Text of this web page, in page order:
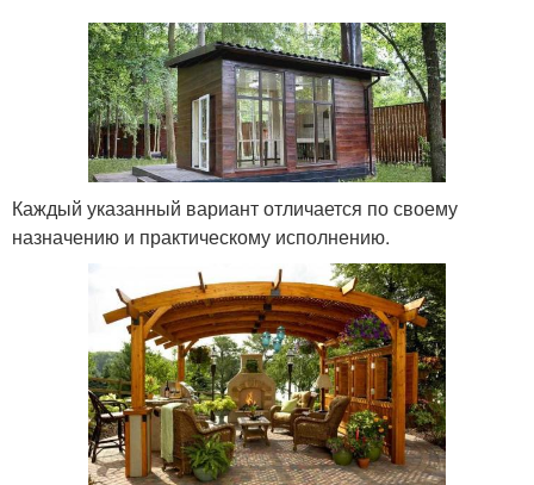
Каждый указанный вариант отличается по своему
назначению и практическому исполнению.